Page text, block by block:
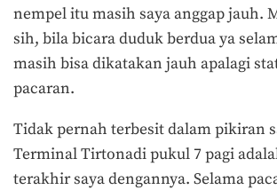
nempel itu masih saya anggap jauh.
sih, bila bicara duduk berdua ya
masih bisa dikatakan jauh apalagi
pacaran.
Tidak pernah terbesit dalam pikiran
Terminal Tirtonadi pukul 7 pagi
terakhir saya dengannya. Selama